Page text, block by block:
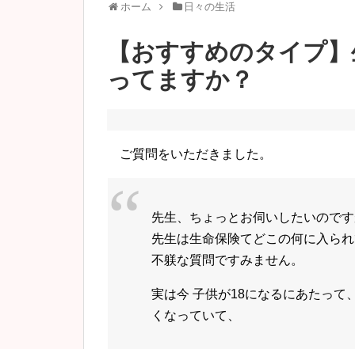
ホーム 日々の生活
【おすすめのタイプ
ってますか？
ご質問をいただきました。
先生、ちょっとお伺いしたいので
先生は生命保険てどこの何に入ら
不躾な質問ですみません。
実は今 子供が18になるにあたって
くなっていて、